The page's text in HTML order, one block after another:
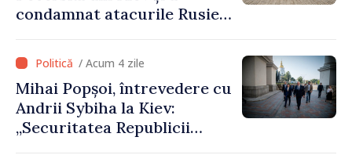
condamnat atacurile Rusiei
cultural al Ucrainei
/ Acum 4 zile
Mihai Popșoi, întrevedere cu
Andrii Sybiha la Kiev:
„Securitatea Republicii